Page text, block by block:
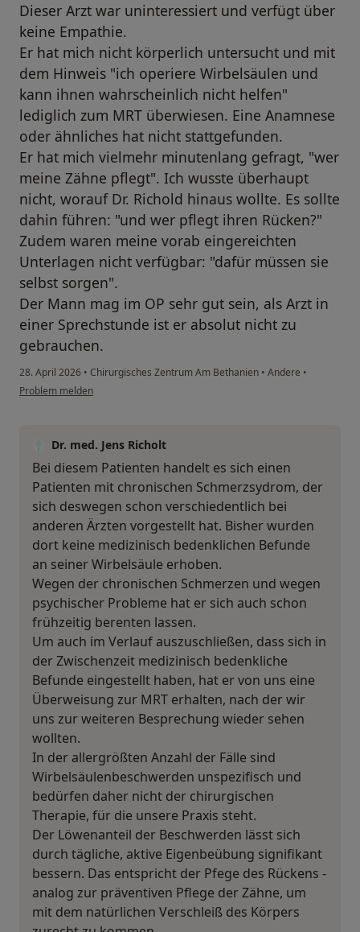
Dieser Arzt war uninteressiert und verfügt über
keine Empathie.
Er hat mich nicht körperlich untersucht und mit
dem Hinweis "ich operiere Wirbelsäulen und
kann ihnen wahrscheinlich nicht helfen"
lediglich zum MRT überwiesen. Eine Anamnese
oder ähnliches hat nicht stattgefunden.
Er hat mich vielmehr minutenlang gefragt, "wer
meine Zähne pflegt". Ich wusste überhaupt
nicht, worauf Dr. Richold hinaus wollte. Es sollte
dahin führen: "und wer pflegt ihren Rücken?"
Zudem waren meine vorab eingereichten
Unterlagen nicht verfügbar: "dafür müssen sie
selbst sorgen".
Der Mann mag im OP sehr gut sein, als Arzt in
einer Sprechstunde ist er absolut nicht zu
gebrauchen.
28. April 2026 • Chirurgisches Zentrum Am Bethanien • Andere •
Problem melden
Dr. med. Jens Richolt
Bei diesem Patienten handelt es sich einen
Patienten mit chronischen Schmerzsydrom, der
sich deswegen schon verschiedentlich bei
anderen Ärzten vorgestellt hat. Bisher wurden
dort keine medizinisch bedenklichen Befunde
an seiner Wirbelsäule erhoben.
Wegen der chronischen Schmerzen und wegen
psychischer Probleme hat er sich auch schon
frühzeitig berenten lassen.
Um auch im Verlauf auszuschließen, dass sich in
der Zwischenzeit medizinisch bedenkliche
Befunde eingestellt haben, hat er von uns eine
Überweisung zur MRT erhalten, nach der wir
uns zur weiteren Besprechung wieder sehen
wollten.
In der allergrößten Anzahl der Fälle sind
Wirbelsäulenbeschwerden unspezifisch und
bedürfen daher nicht der chirurgischen
Therapie, für die unsere Praxis steht.
Der Löwenanteil der Beschwerden lässt sich
durch tägliche, aktive Eigenbeübung signifikant
bessern. Das entspricht der Pfege des Rückens -
analog zur präventiven Pflege der Zähne, um
mit dem natürlichen Verschleiß des Körpers